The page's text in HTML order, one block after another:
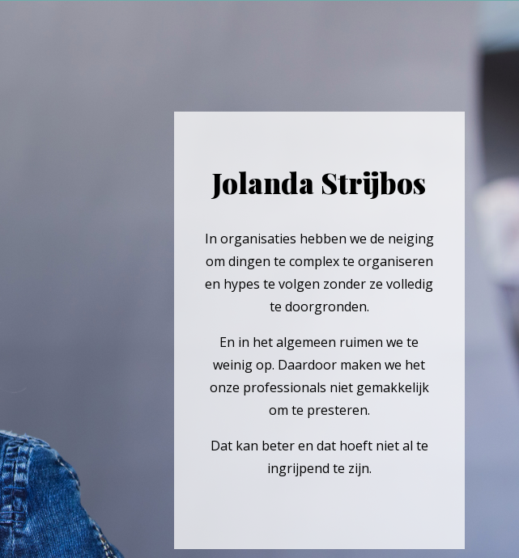
Jolanda Strijbos
In organisaties hebben we de neiging
om dingen te complex te organiseren
en hypes te volgen zonder ze volledig
te doorgronden.
En in het algemeen ruimen we te
weinig op. Daardoor maken we het
onze professionals niet gemakkelijk
om te presteren.
Dat kan beter en dat hoeft niet al te
ingrijpend te zijn.